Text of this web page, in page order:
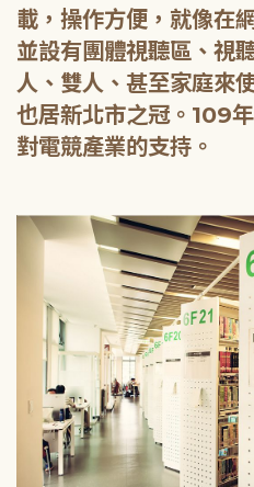
載，操作方便，就像在
並設有團體視聽區、視
人、雙人、甚至家庭來
也居新北市之冠。109
對電競產業的支持。